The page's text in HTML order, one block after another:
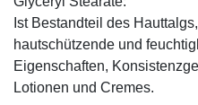
Ist Bestandteil des
hautschützende und
Eigenschaften,
Lotionen und Cremes.